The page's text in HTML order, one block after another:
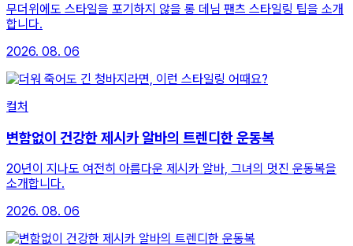
무더위에도 스타일을 포기하지 않을 롱 데님 팬츠 스타일링 팁을 소개
합니다.
2026. 08. 06
컬처
변함없이 건강한 제시카 알바의 트렌디한 운동복
20년이 지나도 여전히 아름다운 제시카 알바, 그녀의 멋진 운동복을
소개합니다.
2026. 08. 06